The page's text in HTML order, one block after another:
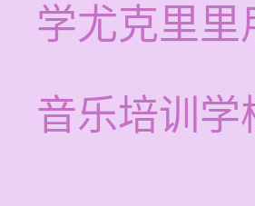
学尤克里里
音乐培训